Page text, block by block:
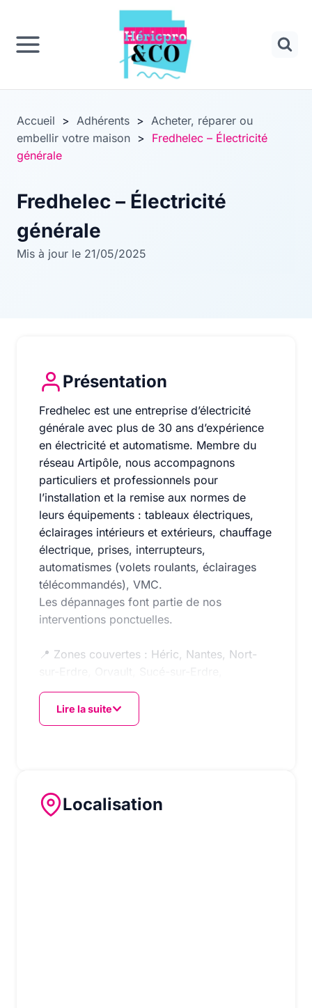
Panneau de gestion des cookies
contenu
Accueil > Adhérents > Acheter, réparer ou
embellir votre maison > Fredhelec – Électricité
générale
Fredhelec – Électricité
générale
Mis à jour le 21/05/2025
Présentation
Fredhelec est une entreprise d’électricité
Fredhelec est une entreprise d’électricité
générale avec plus de 30 ans d’expérience
en électricité et automatisme. Membre du
réseau Artipôle, nous accompagnons
particuliers et professionnels pour
l’installation et la remise aux normes de
leurs équipements : tableaux électriques,
éclairages intérieurs et extérieurs, chauffage
électrique, prises, interrupteurs,
automatismes (volets roulants, éclairages
télécommandés), VMC.
Les dépannages font partie de nos
interventions ponctuelles.
📍 Zones couvertes : Héric, Nantes, Nort-
Treillières, Carquefou, Saint-Herblain et
alentours.
Lire la suite
Localisation